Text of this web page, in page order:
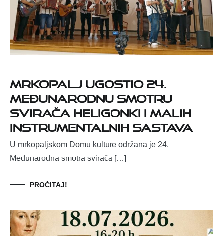
Mrkopalj ugostio 24.
Međunarodnu smotru
svirača heligonki i malih
instrumentalnih sastava
U mrkopaljskom Domu kulture održana je 24.
Međunarodna smotra svirača […]
PROČITAJ!